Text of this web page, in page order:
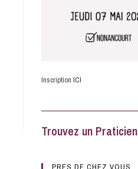
Inscription ICI
Trouvez un Praticien
PRES DE CHEZ VOUS